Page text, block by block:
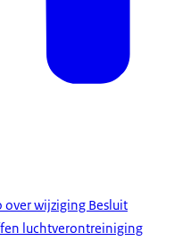
over wijziging Besluit
luchtverontreiniging